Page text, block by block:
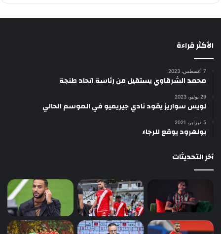
الأكثر قراءة
7 أغسطس، 2023
محمد الشرقاوي يستقيل من رئاسة اتحاد طنجة
29 يوليو، 2023
لويس سواريز يقود نادي جيريميو في الموسم الحالي
5 فبراير، 2021
بولهرود يوقع للرجاء
آخر التحديثات